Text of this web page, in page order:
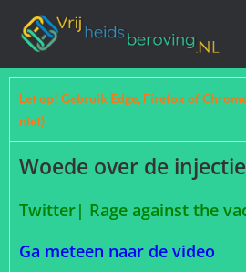
Let op! Gebruik Edge, Firefox of
niet)
Woede over de injectie
Twitter| Rage against the
Ga meteen naar de video